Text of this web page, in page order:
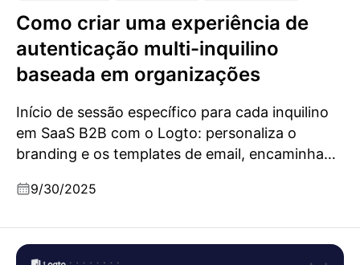
Como criar uma experiência de
autenticação multi-inquilino
baseada em organizações
Início de sessão específico para cada inquilino
em SaaS B2B com o Logto: personaliza o
branding e os templates de email, encaminha
provisiona utilizadores com JIT.
9/30/2025
O que são tokens bearer?